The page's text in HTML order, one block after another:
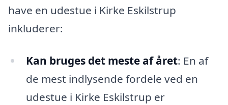
have en udestue i Kirke Eskilstrup
inkluderer:
Kan bruges det meste af året: En af
de mest indlysende fordele ved en
udestue i Kirke Eskilstrup er